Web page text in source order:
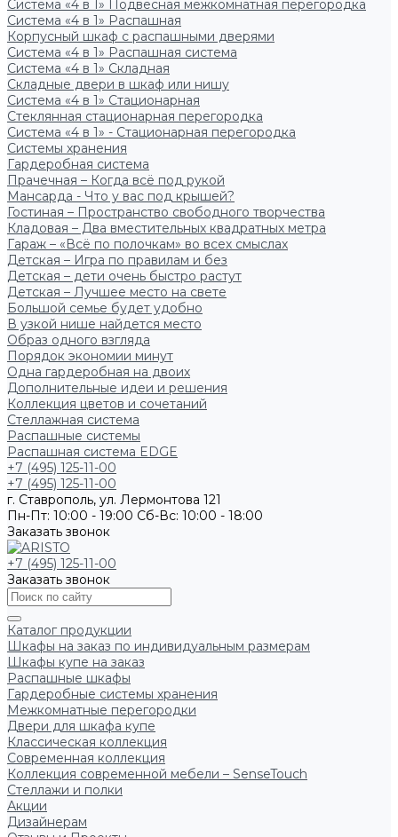
Система «4 в 1» Подвесная межкомнатная перегородка
Система «4 в 1» Распашная
Корпусный шкаф с распашными дверями
Система «4 в 1» Распашная система
Система «4 в 1» Складная
Складные двери в шкаф или нишу
Система «4 в 1» Стационарная
Стеклянная стационарная перегородка
Система «4 в 1» - Стационарная перегородка
Системы хранения
Гардеробная система
Прачечная – Когда всё под рукой
Мансарда - Что у вас под крышей?
Гостиная – Пространство свободного творчества
Кладовая – Два вместительных квадратных метра
Гараж – «Всё по полочкам» во всех смыслах
Детская – Игра по правилам и без
Детская – дети очень быстро растут
Детская – Лучшее место на свете
Большой семье будет удобно
В узкой нише найдется место
Образ одного взгляда
Порядок экономии минут
Одна гардеробная на двоих
Дополнительные идеи и решения
Коллекция цветов и сочетаний
Стеллажная система
Распашные системы
Распашная система EDGE
+7 (495) 125-11-00
+7 (495) 125-11-00
г. Ставрополь, ул. Лермонтова 121
Пн-Пт: 10:00 - 19:00 Сб-Вс: 10:00 - 18:00
Заказать звонок
+7 (495) 125-11-00
Заказать звонок
Каталог продукции
Шкафы на заказ по индивидуальным размерам
Шкафы купе на заказ
Распашные шкафы
Гардеробные системы хранения
Межкомнатные перегородки
Двери для шкафа купе
Классическая коллекция
Современная коллекция
Коллекция современной мебели – SenseTouch
Стеллажи и полки
Акции
Дизайнерам